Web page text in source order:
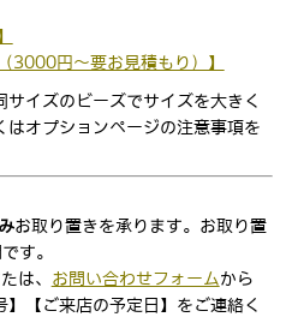
3000円〜要お見積もり）】
イズのビーズでサイズを大きく
はオプションページの注意事項を
お取り置きを承ります。お取り置
す。
は、 お問い合わせフォーム から
】【ご来店の予定日】をご連絡く